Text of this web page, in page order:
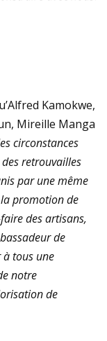
Kamokwe,
Mireille Manga
circonstances
retrouvailles
par une même
promotion de
des artisans,
de
à tous une
notre
de